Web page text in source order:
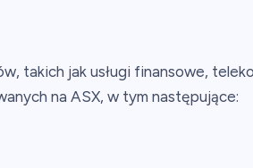
takich jak usługi finansowe,
na ASX, w tym następujące: